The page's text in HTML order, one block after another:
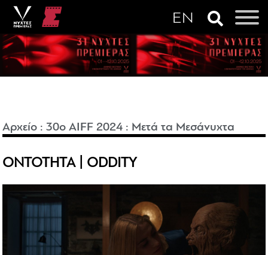
Αρχείο :30o AIFF 2024 : Μετά τα Μεσάνυχτα
ΟΝΤΟΤΗΤΑ | ODDITY